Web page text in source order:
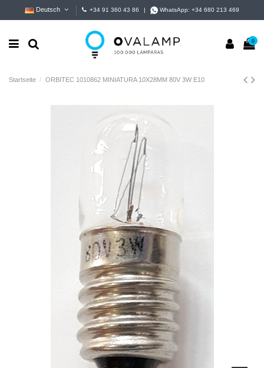
Deutsch +34 91 360 43 86 WhatsApp:+34 680 213 469
0
Startseite ORBITEC 1010862 MINIATURA 10X28MM 80V 3W E10